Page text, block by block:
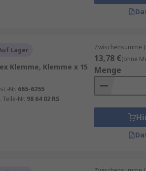
Lager
Klemme, Klemme x 15
Nr. 665-6255
Teile-Nr. 98 64 02 RS
Zwischensumme
13,78 €(ohne
Menge